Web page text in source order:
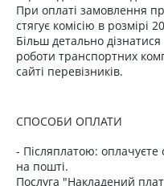
При оплаті замовлення
стягує комісію в розмірі
Більш детально
роботи транспортних
сайті перевізників.
СПОСОБИ ОПЛАТИ
- Післяплатою:
на пошті.
Послуга "Накладений